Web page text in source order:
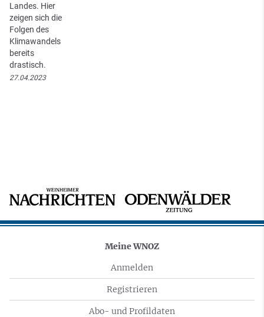
Landes. Hier
zeigen sich die
Folgen des
Klimawandels
bereits
drastisch.
27.04.2023
Meine WNOZ
Anmelden
Registrieren
Abo- und Profildaten